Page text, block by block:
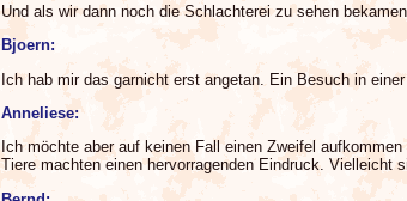
Und als wir dann noch die Schlachterei zu sehen
Bjoern:
Ich hab mir das garnicht erst angetan. Ein Besuch in
Anneliese:
Ich möchte aber auf keinen Fall einen Zweifel
Tiere machten einen hervorragenden Eindruck. Vielleicht